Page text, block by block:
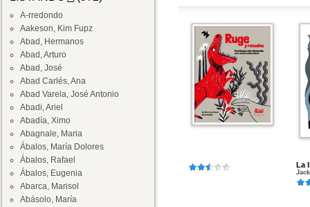
A-rredondo
Aakeson, Kim Fupz
Abad, Hermanos
Abad, Arturo
Abad, José
Abad Carlés, Ana
Abad Varela, José Antonio
Abadi, Ariel
Abadía, Ximo
Abagnale, Maria
Ábalos, María Dolores
Ábalos, Rafael
Ábalos, Eugenia
Abarca, Marisol
Abásolo, María
La